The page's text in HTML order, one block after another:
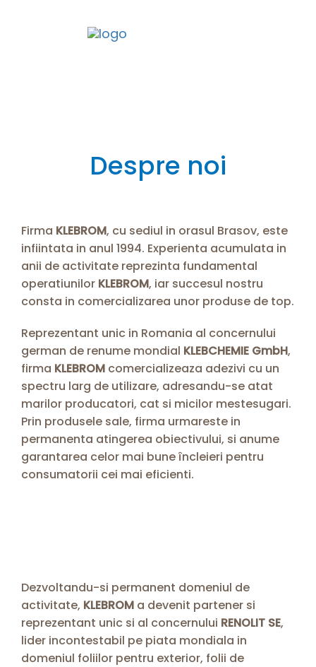
Despre noi
Firma KLEBROM, cu sediul in orasul Brasov, este
infiintata in anul 1994. Experienta acumulata in
anii de activitate reprezinta fundamental
operatiunilor KLEBROM, iar succesul nostru
consta in comercializarea unor produse de top.
Reprezentant unic in Romania al concernului
german de renume mondial KLEBCHEMIE GmbH,
firma KLEBROM comercializeaza adezivi cu un
spectru larg de utilizare, adresandu-se atat
marilor producatori, cat si micilor mestesugari.
Prin produsele sale, firma urmareste in
permanenta atingerea obiectivului, si anume
garantarea celor mai bune încleieri pentru
consumatorii cei mai eficienti.
Dezvoltandu-si permanent domeniul de
activitate, KLEBROM a devenit partener si
reprezentant unic si al concernului RENOLIT SE,
lider incontestabil pe piata mondiala in
domeniul foliilor pentru exterior, folii de